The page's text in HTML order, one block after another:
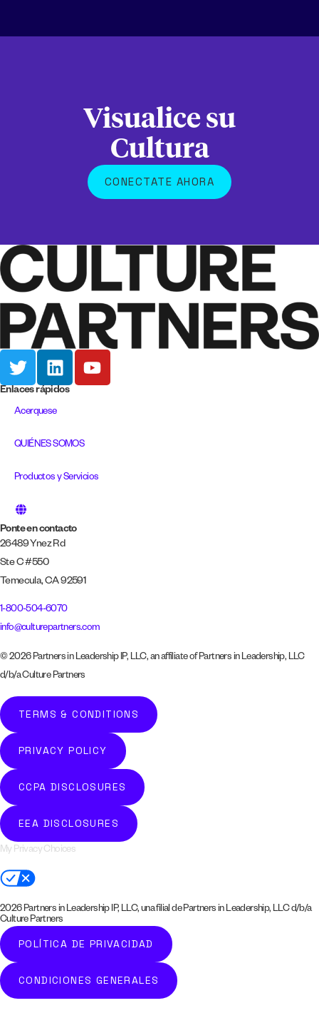
Visualice su
Cultura
CONECTATE AHORA
Enlaces rápidos
Acerquese
QUIÉNES SOMOS
Productos y Servicios
Ponte en contacto
26489 Ynez Rd
Ste C #550
Temecula, CA 92591
1-800-504-6070
info@culturepartners.com
© 2026 Partners in Leadership IP, LLC, an affiliate of Partners in Leadership, LLC
d/b/a Culture Partners
TERMS & CONDITIONS
PRIVACY POLICY
CCPA DISCLOSURES
EEA DISCLOSURES
My Privacy Choices
2026 Partners in Leadership IP, LLC, una filial de Partners in Leadership, LLC d/b/a
Culture Partners
POLÍTICA DE PRIVACIDAD
CONDICIONES GENERALES